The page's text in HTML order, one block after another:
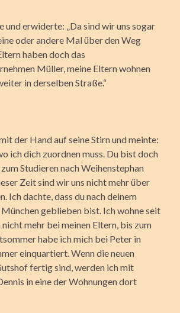
und erwiderte: „Da sind wir uns sogar
oder andere Mal über den Weg
haben doch das
Müller, meine Eltern wohnen
in derselben Straße.“
der Hand auf seine Stirn und meinte:
ich dich zuordnen muss. Du bist doch
Studieren nach Weihenstephan
Zeit sind wir uns nicht mehr über
Ich dachte, dass du nach deinem
München geblieben bist. Ich wohne seit
mehr bei meinen Eltern, bis zum
habe ich mich bei Peter in
einquartiert. Wenn die neuen
fertig sind, werden ich mit
in eine der Wohnungen dort